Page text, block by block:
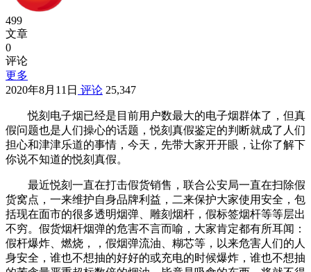
499
文章
0
评论
更多
2020年8月11日 评论 25,347
悦刻电子烟已经是目前用户数最大的电子烟群体了，但真
假问题也是人们操心的话题，悦刻真假鉴定的判断就成了人们
担心和津津乐道的事情，今天，先带大家开开眼，让你了解下
你说不知道的悦刻真假。
最近悦刻一直在打击假货销售，联合公安局一直在扫除假
货窝点，一来维护自身品牌利益，二来保护大家使用安全，包
括现在面市的很多透明烟弹、雕刻烟杆，假标签烟杆等等层出
不穷。假货烟杆烟弹的危害不言而喻，大家肯定都有所耳闻：
假杆爆炸、燃烧，，假烟弹流油、糊芯等，以来危害人们的人
身安全，谁也不想抽的好好的或充电的时候爆炸，谁也不想抽